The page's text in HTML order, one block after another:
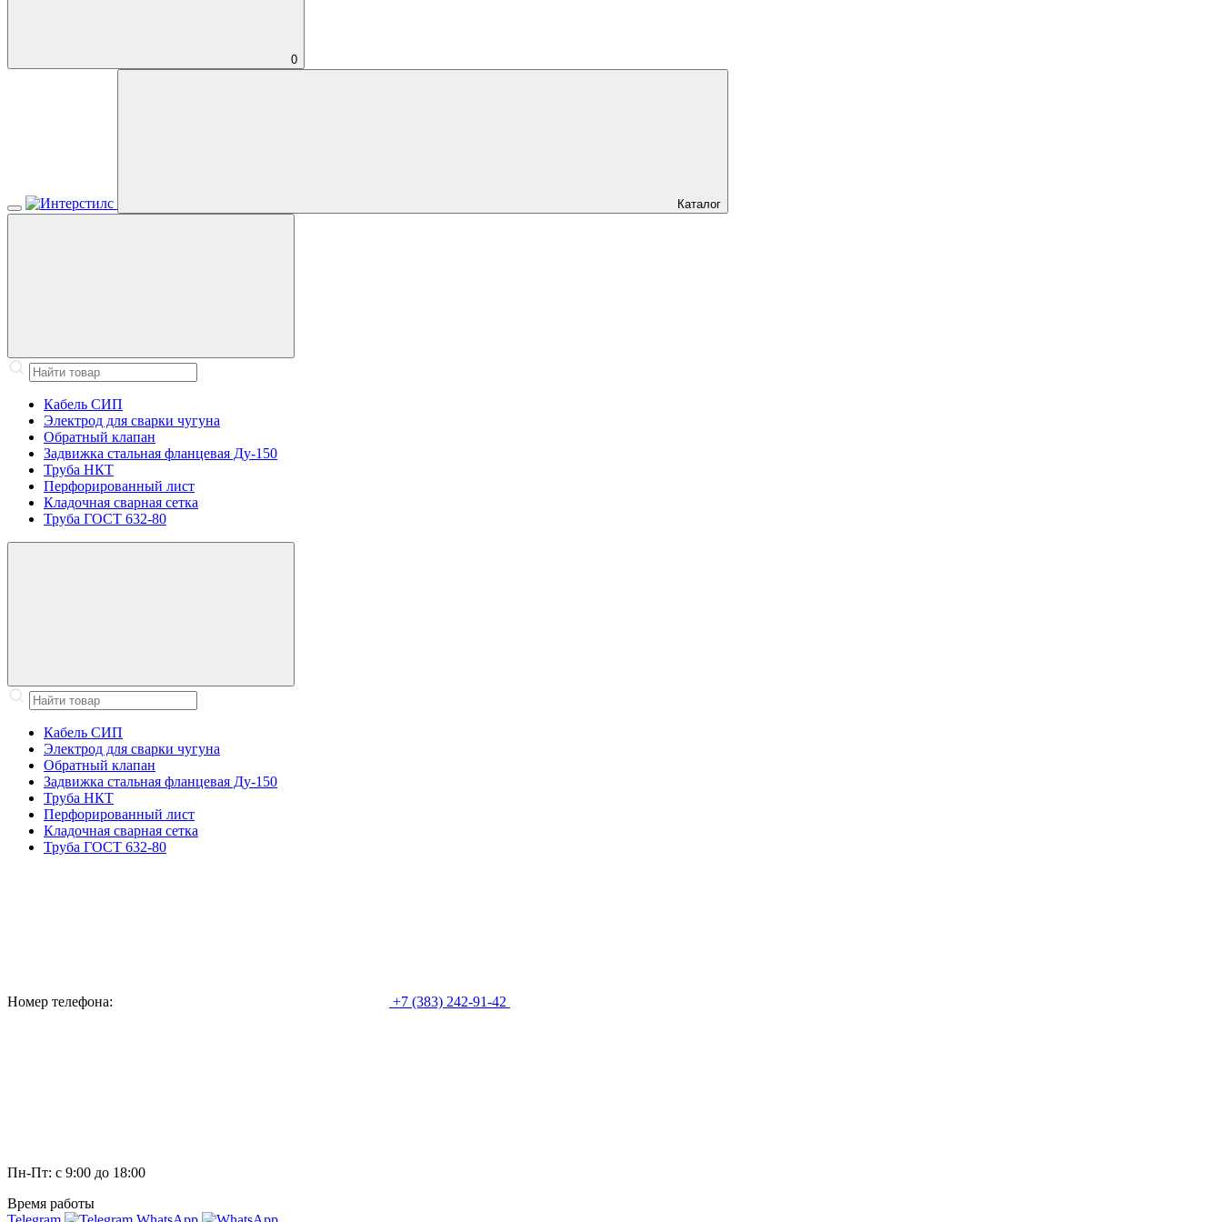
0
Каталог
Кабель СИП
Электрод для сварки чугуна
Обратный клапан
Задвижка стальная фланцевая Ду-150
Труба НКТ
Перфорированный лист
Кладочная сварная сетка
Труба ГОСТ 632-80
Кабель СИП
Электрод для сварки чугуна
Обратный клапан
Задвижка стальная фланцевая Ду-150
Труба НКТ
Перфорированный лист
Кладочная сварная сетка
Труба ГОСТ 632-80
Номер телефона: +7 (383) 242-91-42
Пн-Пт: с 9:00 до 18:00
Время работы